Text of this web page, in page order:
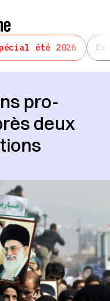
été 2026
pro-
deux